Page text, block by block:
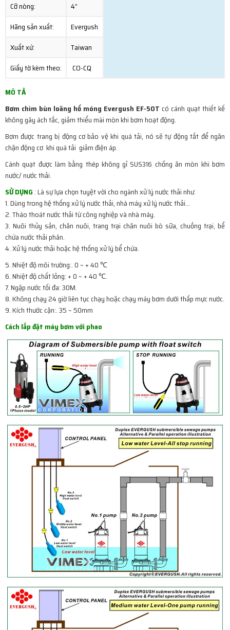
Cỡ nòng:
4”
Hãng sản xuất:
Evergush
Xuất xứ:
Taiwan
Giấy tờ kèm theo:
CO-CQ
MÔ TẢ
Bơm chìm bùn loãng hố móng Evergush EF-50T có cánh quạt thiết kế
không gây ách tắc, giảm thiểu mài mòn khi bơm hoạt động.
Bơm được trang bị động cơ bảo vệ khi quá tải, nó sẽ tự động tắt để ngăn
chặn động cơ khi quá tải giảm điện áp.
Cánh quạt được làm bằng thép không gỉ SUS316 chống ăn mòn khi bơm
nước/ nước thải.
SỬ DỤNG : Là sự lựa chọn tuyệt vời cho ngành xử lý nước thải như:
1. Dùng trong hệ thống xử lý nước thải, nhà máy xử lý nước thải…
2. Tháo thoát nước thải từ công nghiệp và nhà máy.
3. Nuôi thủy sản, chăn nuôi, trang trại chăn nuôi bò sữa, chuồng trại, bể
chứa nước thải phân.
4. Xử lý nước thải hoặc hệ thống xử lý bể chứa.
5. Nhiệt độ môi trường:. 0 ~ + 40 ℃
6. Nhiệt độ chất lỏng: + 0 ~ + 40 ℃.
7. Ngập nước tối đa: 30M.
8. Không chạy 24 giờ liên tục chạy hoặc chạy máy bơm dưới thấp mực nước.
9. Kích thước cặn:. 35 ~ 50mm
Cách lắp đặt máy bơm với phao